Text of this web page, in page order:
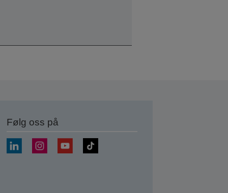
Følg oss på